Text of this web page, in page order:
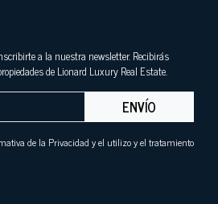
a la nuestra newsletter. Recibirás
de Lionard Luxury Real Estate.
ENVÍO
de la Privacidad y el utilizo y el tratamiento